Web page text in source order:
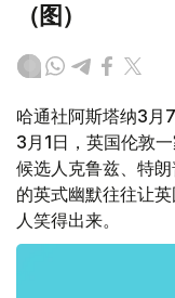
（图）
哈通社阿斯塔纳3月
3月1日，英国伦敦
候选人克鲁兹、特
的英式幽默往往让
人笑得出来。